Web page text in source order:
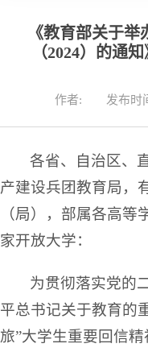
《教育部关于
（2024）的通
作者: 发布时
各省、自治区、
产建设兵团教育局，
（局），部属各高等
家开放大学：
为贯彻落实党的
平总书记关于教育的
旅”大学生重要回信精